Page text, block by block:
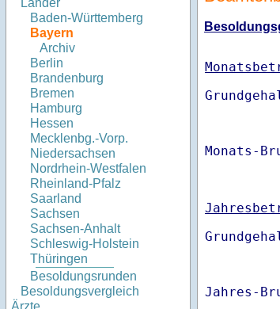
Länder
Baden-Württemberg
Bayern
Archiv
Berlin
Brandenburg
Bremen
Hamburg
Hessen
Mecklenbg.-Vorp.
Niedersachsen
Nordrhein-Westfalen
Rheinland-Pfalz
Saarland
Sachsen
Sachsen-Anhalt
Schleswig-Holstein
Thüringen
Besoldungsrunden
Besoldungsvergleich